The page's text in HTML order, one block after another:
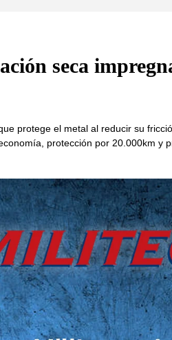
seca
protege el metal al reducir su
protección por 20.000km y